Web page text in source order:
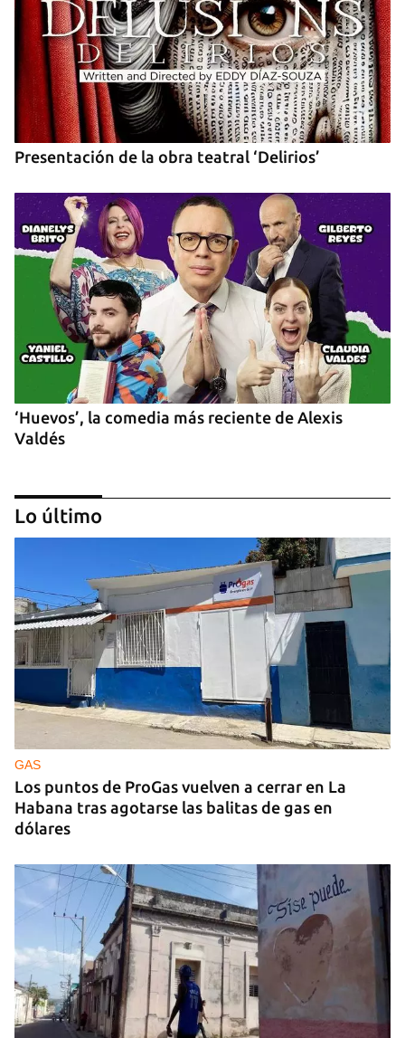
Presentación de la obra teatral ‘Delirios’
‘Huevos’, la comedia más reciente de Alexis
Valdés
Temporada teatral con ‘Si esto es una tragedia yo
soy una bicicleta’
Lo último
GAS
Los puntos de ProGas vuelven a cerrar en La
Habana tras agotarse las balitas de gas en
dólares